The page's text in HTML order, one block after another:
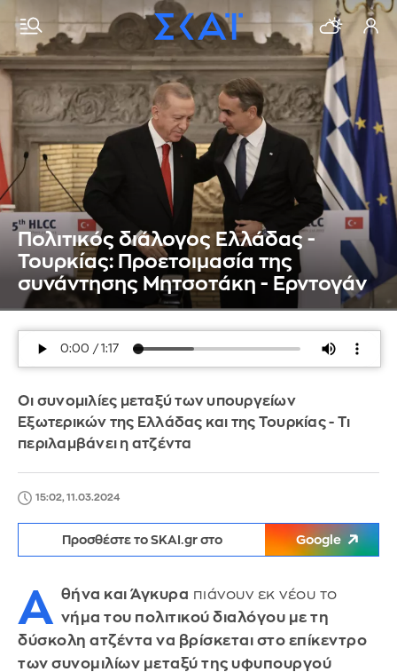
Πολιτικός διάλογος Ελλάδας -
Τουρκίας: Προετοιμασία της
συνάντησης Μητσοτάκη - Ερντογάν
Οι συνομιλίες μεταξύ των υπουργείων
Εξωτερικών της Ελλάδας και της Τουρκίας - Τι
περιλαμβάνει η ατζέντα
15:02, 11.03.2024
Προσθέστε το SKAI.gr στο Google
Α θήνα και Άγκυρα πιάνουν εκ νέου το
νήμα του πολιτικού διαλόγου με τη
δύσκολη ατζέντα να βρίσκεται στο επίκεντρο
των συνομιλίων μεταξύ της υφυπουργού